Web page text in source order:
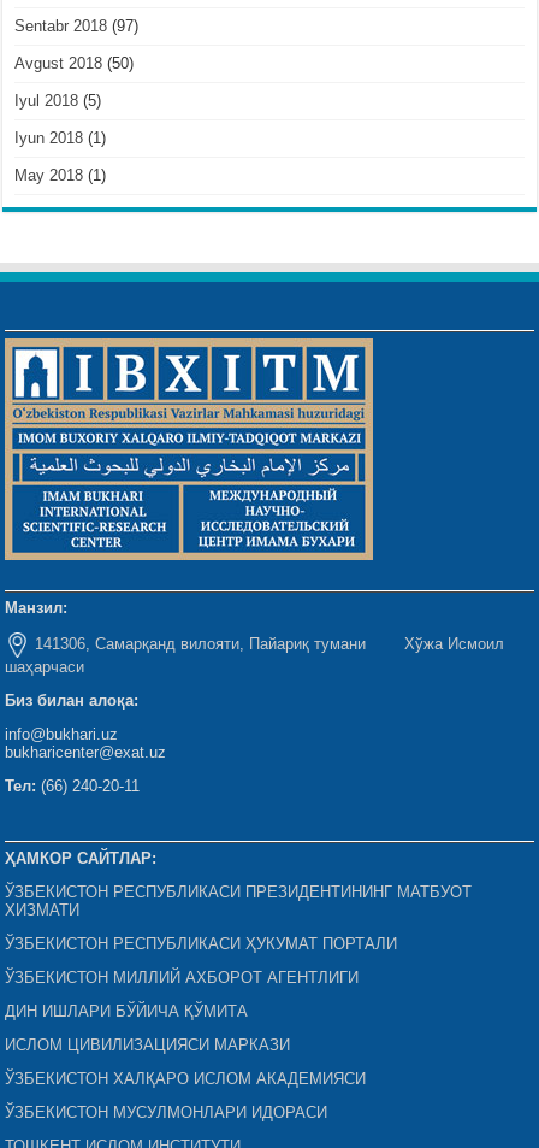
Sentabr 2018 (97)
Avgust 2018 (50)
Iyul 2018 (5)
Iyun 2018 (1)
May 2018 (1)
Манзил:
141306, Самарқанд вилояти, Пайариқ тумани Хўжа Исмоил
шаҳарчаси
Биз билан алоқа:
info@bukhari.uz
bukharicenter@exat.uz
Тел: (66) 240-20-11
ҲАМКОР САЙТЛАР:
ЎЗБЕКИСТОН РЕСПУБЛИКАСИ ПРЕЗИДЕНТИНИНГ МАТБУОТ
ХИЗМАТИ
ЎЗБЕКИСТОН РЕСПУБЛИКАСИ ҲУКУМАТ ПОРТАЛИ
ЎЗБЕКИСТОН МИЛЛИЙ АХБОРОТ АГЕНТЛИГИ
ДИН ИШЛАРИ БЎЙИЧА ҚЎМИТА
ИСЛОМ ЦИВИЛИЗАЦИЯСИ МАРКАЗИ
ЎЗБЕКИСТОН ХАЛҚАРО ИСЛОМ АКАДЕМИЯСИ
ЎЗБЕКИСТОН МУСУЛМОНЛАРИ ИДОРАСИ